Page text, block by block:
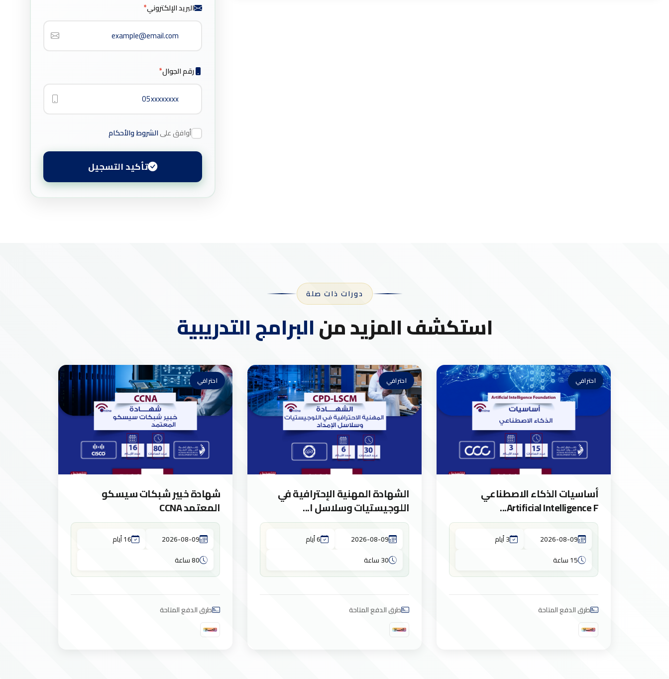
البريد الإلكتروني*
رقم الجوال*
أوافق علىالشروط والأحكام
تأكيد التسجيل
دورات ذات صلة
استكشف المزيد منالبرامج التدريبية
احترافي
أساسيات الذكاء الاصطناعي
Artificial Intelligence F...
2026-08-09
3 أيام
15 ساعة
طرق الدفع المتاحة
احترافي
الشهادة المهنية الإحترافية في
اللوجيستيات وسلاسل ا...
2026-08-09
6 أيام
30 ساعة
طرق الدفع المتاحة
احترافي
شهادة خبير شبكات سيسكو
المعتمد CCNA
2026-08-09
16 أيام
80 ساعة
طرق الدفع المتاحة